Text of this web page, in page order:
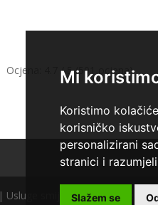
Mi
Koristimo
korisničko
personalizirani
stranici i
Slažem se
Ocjena: 4.7 / 5 (501 ocjena)
| Usluge smiju koristiti osobe